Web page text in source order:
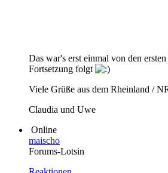
Das war's erst einmal von den
Fortsetzung folgt
Viele Grüße aus dem Rheinland /
Claudia und Uwe
Online
maischo
Forums-Lotsin